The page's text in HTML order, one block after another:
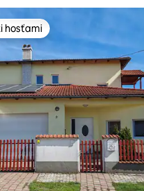
hosťami
hosťami